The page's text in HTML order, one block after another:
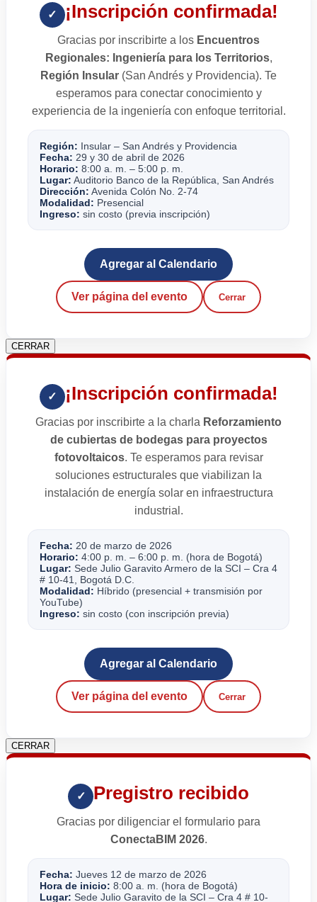
✓ ¡Inscripción confirmada!
Gracias por inscribirte a los Encuentros
Regionales: Ingeniería para los Territorios,
Región Insular (San Andrés y Providencia). Te
esperamos para conectar conocimiento y
experiencia de la ingeniería con enfoque territorial.
Región: Insular – San Andrés y Providencia
Fecha: 29 y 30 de abril de 2026
Horario: 8:00 a. m. – 5:00 p. m.
Lugar: Auditorio Banco de la República, San Andrés
Dirección: Avenida Colón No. 2-74
Modalidad: Presencial
Ingreso: sin costo (previa inscripción)
Agregar al Calendario
Ver página del evento Cerrar
CERRAR
✓ ¡Inscripción confirmada!
Gracias por inscribirte a la charla Reforzamiento
de cubiertas de bodegas para proyectos
fotovoltaicos. Te esperamos para revisar
soluciones estructurales que viabilizan la
instalación de energía solar en infraestructura
industrial.
Fecha: 20 de marzo de 2026
Horario: 4:00 p. m. – 6:00 p. m. (hora de Bogotá)
Lugar: Sede Julio Garavito Armero de la SCI – Cra 4
# 10-41, Bogotá D.C.
Modalidad: Híbrido (presencial + transmisión por
YouTube)
Ingreso: sin costo (con inscripción previa)
Agregar al Calendario
Ver página del evento Cerrar
CERRAR
✓ Pregistro recibido
Gracias por diligenciar el formulario para
ConectaBIM 2026.
Fecha: Jueves 12 de marzo de 2026
Hora de inicio: 8:00 a. m. (hora de Bogotá)
Lugar: Sede Julio Garavito de la SCI – Cra 4 # 10-